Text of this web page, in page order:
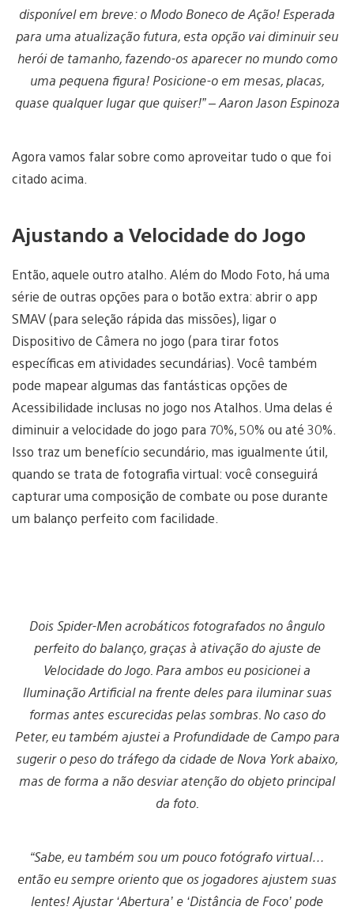
disponível em breve: o Modo Boneco de Ação! Esperada
para uma atualização futura, esta opção vai diminuir seu
herói de tamanho, fazendo-os aparecer no mundo como
uma pequena figura! Posicione-o em mesas, placas,
quase qualquer lugar que quiser!” – Aaron Jason Espinoza
Agora vamos falar sobre como aproveitar tudo o que foi
citado acima.
Ajustando a Velocidade do Jogo
Então, aquele outro atalho. Além do Modo Foto, há uma
série de outras opções para o botão extra: abrir o app
SMAV (para seleção rápida das missões), ligar o
Dispositivo de Câmera no jogo (para tirar fotos
específicas em atividades secundárias). Você também
pode mapear algumas das fantásticas opções de
Acessibilidade inclusas no jogo nos Atalhos. Uma delas é
diminuir a velocidade do jogo para 70%, 50% ou até 30%.
Isso traz um benefício secundário, mas igualmente útil,
quando se trata de fotografia virtual: você conseguirá
capturar uma composição de combate ou pose durante
um balanço perfeito com facilidade.
Dois Spider-Men acrobáticos fotografados no ângulo
perfeito do balanço, graças à ativação do ajuste de
Velocidade do Jogo. Para ambos eu posicionei a
Iluminação Artificial na frente deles para iluminar suas
formas antes escurecidas pelas sombras. No caso do
Peter, eu também ajustei a Profundidade de Campo para
sugerir o peso do tráfego da cidade de Nova York abaixo,
mas de forma a não desviar atenção do objeto principal
da foto.
“Sabe, eu também sou um pouco fotógrafo virtual…
então eu sempre oriento que os jogadores ajustem suas
lentes! Ajustar ‘Abertura’ e ‘Distância de Foco’ pode